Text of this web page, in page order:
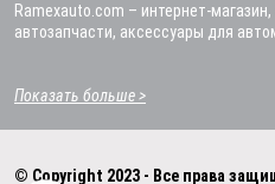
Ramexauto.com – интернет-
автозапчасти, аксессуары для
Показать больше >
© Copyright 2023 - Все права